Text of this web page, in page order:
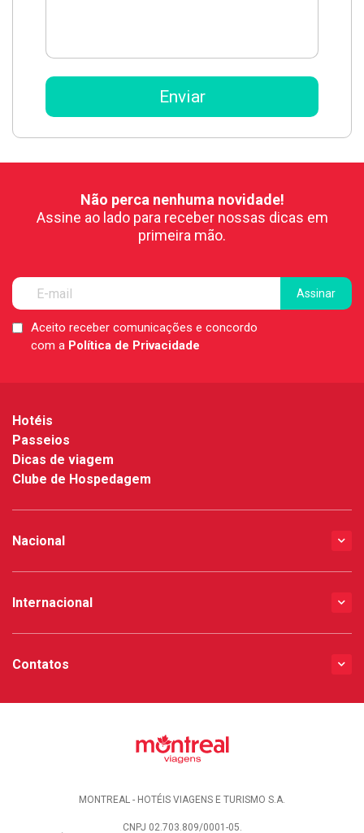
Não perca nenhuma novidade!
Assine ao lado para receber nossas dicas em
primeira mão.
LGPDAceito receber comunicações e concordo
com a Política de Privacidade
Hotéis
Passeios
Dicas de viagem
Clube de Hospedagem
Nacional
Internacional
Contatos
MONTREAL - HOTÉIS VIAGENS E TURISMO S.A.
CNPJ 02.703.809/0001-05.